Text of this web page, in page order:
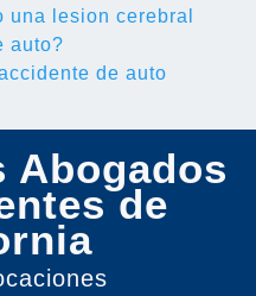
una lesion cerebral
auto?
de auto
Abogados
de